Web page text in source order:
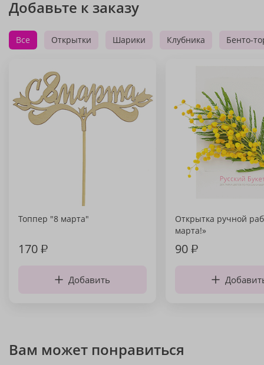
Добавьте к заказу
Все Открытки Шарики Клубника Бенто-
Топпер "8 марта"
170₽
Добавить
Открытка ручной
марта!»
90₽
Вам может понравиться